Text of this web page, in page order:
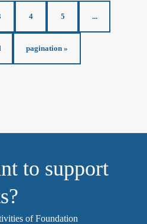
4 5 ...
pagination »
to support
of Foundation